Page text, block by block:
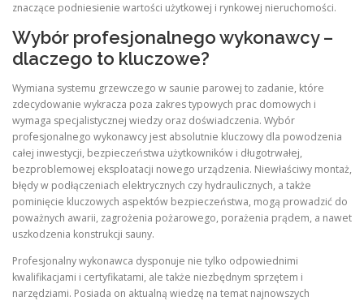
znaczące podniesienie wartości użytkowej i rynkowej nieruchomości.
Wybór profesjonalnego wykonawcy –
dlaczego to kluczowe?
Wymiana systemu grzewczego w saunie parowej to zadanie, które
zdecydowanie wykracza poza zakres typowych prac domowych i
wymaga specjalistycznej wiedzy oraz doświadczenia. Wybór
profesjonalnego wykonawcy jest absolutnie kluczowy dla powodzenia
całej inwestycji, bezpieczeństwa użytkowników i długotrwałej,
bezproblemowej eksploatacji nowego urządzenia. Niewłaściwy montaż,
błędy w podłączeniach elektrycznych czy hydraulicznych, a także
pominięcie kluczowych aspektów bezpieczeństwa, mogą prowadzić do
poważnych awarii, zagrożenia pożarowego, porażenia prądem, a nawet
uszkodzenia konstrukcji sauny.
Profesjonalny wykonawca dysponuje nie tylko odpowiednimi
kwalifikacjami i certyfikatami, ale także niezbędnym sprzętem i
narzędziami. Posiada on aktualną wiedzę na temat najnowszych